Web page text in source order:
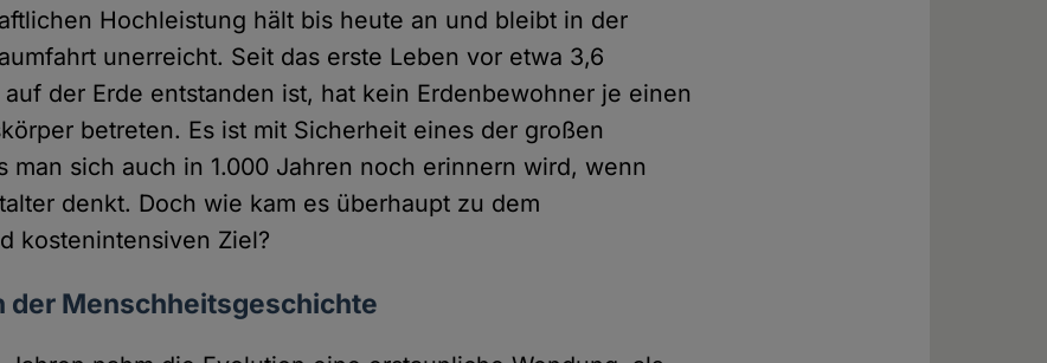
Hochleistung hält bis heute an und bleibt in der
unerreicht. Seit das erste Leben vor etwa 3,6
der Erde entstanden ist, hat kein Erdenbewohner je einen
betreten. Es ist mit Sicherheit eines der großen
man sich auch in 1.000 Jahren noch erinnern wird, wenn
denkt. Doch wie kam es überhaupt zu dem
kostenintensiven Ziel?
der Menschheitsgeschichte